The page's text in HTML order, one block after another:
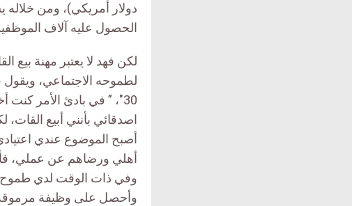
دولار أمريكي)، ومن خلاله
الحصول عليه آلاف
لكن فهد لا يعتبر مهنة بيع
لطموحه الاجتماعي،
30″، ” في بادئ الأمر كنت
اصدقائي بأنني أبيع
أصبح الموضوع عندي
أهلي ورضاهم عن عملي،
وفي ذات الوقت لدي
وأحصل على وظيفة